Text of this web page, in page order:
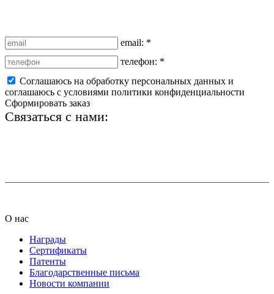
email: *
телефон: *
Соглашаюсь на обработку персональных данных и
соглашаюсь с условиями политики конфиденциальности
Сформировать заказ
Связаться с нами:
О нас
Награды
Сертификаты
Патенты
Благодарственные письма
Новости компании